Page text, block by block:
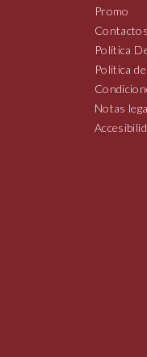
Promo
Contactos
Política
Política
Notas